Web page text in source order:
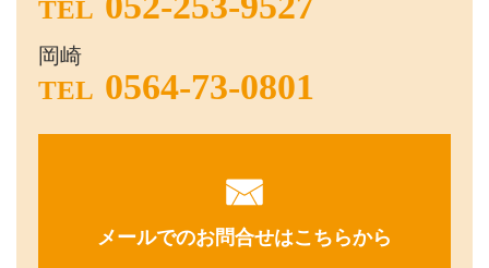
TEL
岡崎
TEL 0564-73-0801
メールでのお問合せはこちらから